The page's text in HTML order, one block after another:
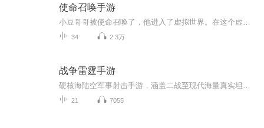
使命召唤手游
34 2.3万
战争雷霆手游
21 7055